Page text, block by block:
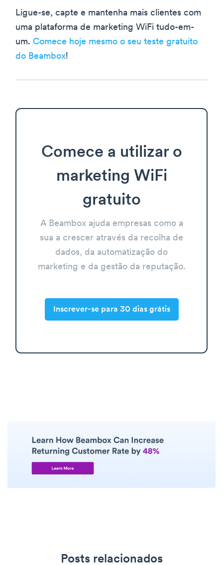
Ligue-se, capte e mantenha mais clientes com
uma plataforma de marketing WiFi tudo-em-
um. Comece hoje mesmo o seu teste gratuito
do Beambox!
Comece a utilizar o
marketing WiFi
gratuito
A Beambox ajuda empresas como a
sua a crescer através da recolha de
dados, da automatização do
marketing e da gestão da reputação.
Inscrever-se para 30 dias grátis
Posts relacionados